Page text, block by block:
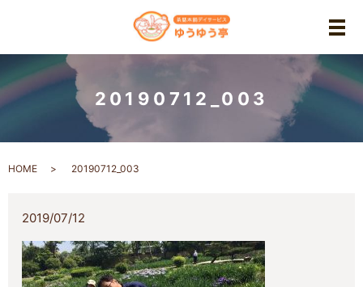
メ
20190712_003
HOME 20190712_003
2019/07/12